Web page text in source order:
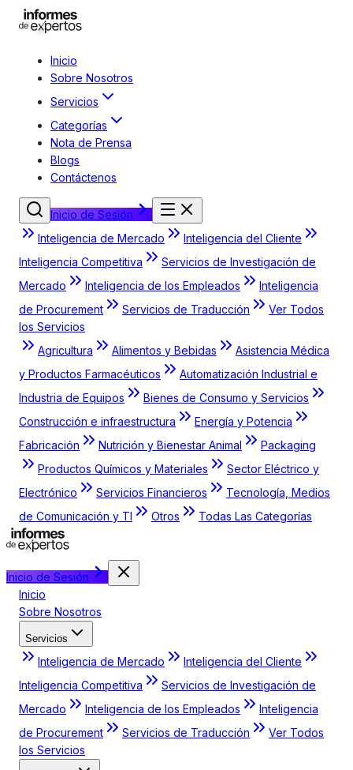
Inicio
Sobre Nosotros
Servicios
Categorías
Nota de Prensa
Blogs
Contáctenos
Inicio de Sesión
Inteligencia de Mercado
Inteligencia del Cliente
Inteligencia Competitiva
Servicios de Investigación de
Mercado
Inteligencia de los Empleados
Inteligencia
de Procurement
Servicios de Traducción
Ver Todos
los Servicios
Agricultura
Alimentos y Bebidas
Asistencia Médica
y Productos Farmacéuticos
Automatización Industrial e
Industria de Equipos
Bienes de Consumo y Servicios
Construcción e infraestructura
Energía y Potencia
Fabricación
Nutrición y Bienestar Animal
Packaging
Productos Químicos y Materiales
Sector Eléctrico y
Electrónico
Servicios Financieros
Tecnología, Medios
de Comunicación y TI
Otros Todas Las Categorías
Inicio de Sesión
Inicio
Sobre Nosotros
Servicios
Inteligencia de Mercado
Inteligencia del Cliente
Inteligencia Competitiva
Servicios de Investigación de
Mercado
Inteligencia de los Empleados
Inteligencia
de Procurement
Servicios de Traducción
Ver Todos
los Servicios